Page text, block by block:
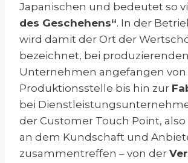
Japanischen und bedeutet so
des Geschehens“. In der
wird damit der Ort der
bezeichnet, bei produzierenden
Unternehmen angefangen von
Produktionsstelle bis hin zur
bei
der Customer Touch Point,
an dem Kundschaft und
zusammentreffen – von der